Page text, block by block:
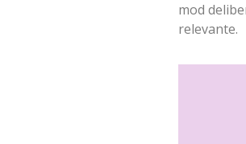
mod
relevante.